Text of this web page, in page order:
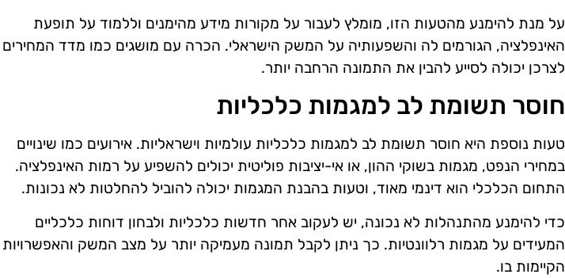
על מנת להימנע מהטעות הזו, מומלץ לעבור על מקורות מידע מהימנים וללמוד על תופעת
האינפלציה, הגורמים לה והשפעותיה על המשק הישראלי. הכרה עם מושגים כמו מדד המחירים
לצרכן יכולה לסייע להבין את התמונה הרחבה יותר.
חוסר תשומת לב למגמות כלכליות
טעות נוספת היא חוסר תשומת לב למגמות כלכליות עולמיות וישראליות. אירועים כמו שינויים
במחירי הנפט, מגמות בשוקי ההון, או אי-יציבות פוליטית יכולים להשפיע על רמות האינפלציה.
התחום הכלכלי הוא דינמי מאוד, וטעות בהבנת המגמות יכולה להוביל להחלטות לא נכונות.
כדי להימנע מהתנהלות לא נכונה, יש לעקוב אחר חדשות כלכליות ולבחון דוחות כלכליים
המעידים על מגמות רלוונטיות. כך ניתן לקבל תמונה מעמיקה יותר על מצב המשק והאפשרויות
הקיימות בו.